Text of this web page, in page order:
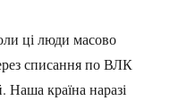
ці люди масово
списання по ВЛК
Наша країна наразі